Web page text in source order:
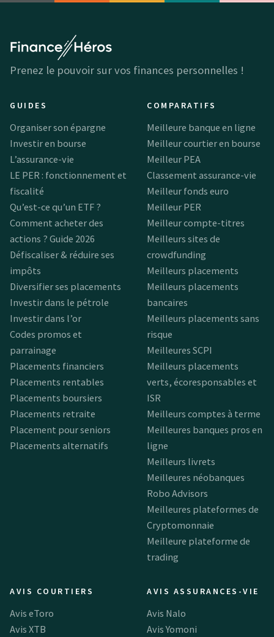
Prenez le pouvoir sur vos finances personnelles !
GUIDES
Organiser son épargne
Investir en bourse
L’assurance-vie
LE PER : fonctionnement et
fiscalité
Qu’est-ce qu’un ETF ?
Comment acheter des
actions ? Guide 2026
Défiscaliser & réduire ses
impôts
Diversifier ses placements
Investir dans le pétrole
Investir dans l’or
Codes promos et
parrainage
Placements financiers
Placements rentables
Placements boursiers
Placements retraite
Placement pour seniors
Placements alternatifs
COMPARATIFS
Meilleure banque en ligne
Meilleur courtier en bourse
Meilleur PEA
Classement assurance-vie
Meilleur fonds euro
Meilleur PER
Meilleur compte-titres
Meilleurs sites de
crowdfunding
Meilleurs placements
Meilleurs placements
bancaires
Meilleurs placements sans
risque
Meilleures SCPI
Meilleurs placements
verts, écoresponsables et
ISR
Meilleurs comptes à terme
Meilleures banques pros en
ligne
Meilleurs livrets
Meilleures néobanques
Robo Advisors
Meilleures plateformes de
Cryptomonnaie
Meilleure plateforme de
trading
AVIS COURTIERS
Avis eToro
Avis XTB
AVIS ASSURANCES-VIE
Avis Nalo
Avis Yomoni